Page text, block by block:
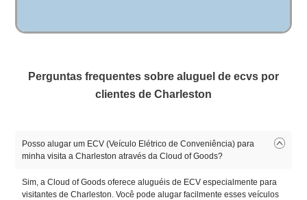
Perguntas frequentes sobre aluguel de ecvs por
clientes de Charleston
Posso alugar um ECV (Veículo Elétrico de Conveniência) para
minha visita a Charleston através da Cloud of Goods?
Sim, a Cloud of Goods oferece aluguéis de ECV especialmente para
visitantes de Charleston. Você pode alugar facilmente esses veículos